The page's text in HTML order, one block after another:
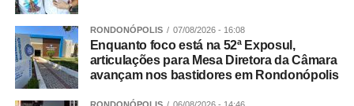
calma, mas segura. Depois, é importante procurar
compreender o que aconteceu e ajudar a criança a
reconhecer e nomear aquilo que está sentindo”, sugere
Andreia.
Segundo ela, acolher emoções como tristeza, medo,
RONDONÓPOLIS 07/08/2026 - 16:08
Enquanto foco está na 52ª Exposul,
articulações para Mesa Diretora da Câmara
avançam nos bastidores em Rondonópolis